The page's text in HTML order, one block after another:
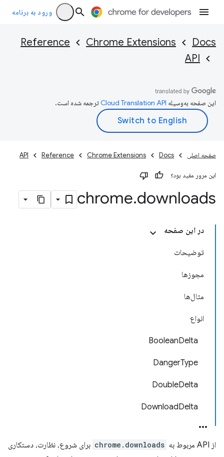
ورود به برنامه
Docs
Chrome Extensions
Reference
API
این صفحه به‌وسیله ترجمه شده است.
صفحه اصلی Docs
Chrome Extensions
Reference
API
این مرور مفید بود؟
chrome.downloads
در این صفحه
توضیحات
مجوزها
مثال‌ها
انواع
BooleanDelta
DangerType
DoubleDelta
DownloadDelta
از API مربوط به chrome.downloads برای شروع، نظارت، دستکاری